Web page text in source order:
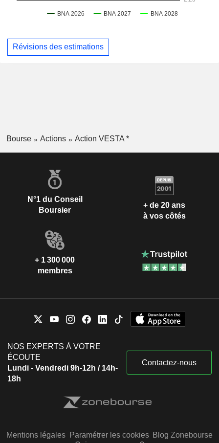
Révisions des estimations
Bourse Actions Action VESTA *
N°1 du Conseil
Boursier
+ de 20 ans
à vos côtés
+ 1 300 000
membres
NOS EXPERTS À VOTRE
ÉCOUTE
Lundi - Vendredi 9h-12h / 14h-
18h
Contactez-nous
Mentions légales Paramétrer les cookies Blog Zonebourse